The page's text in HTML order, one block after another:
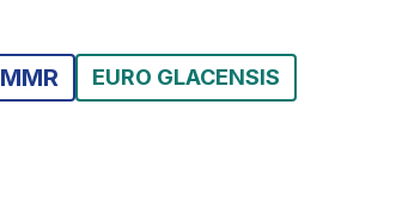
MMR EURO GLACENSIS